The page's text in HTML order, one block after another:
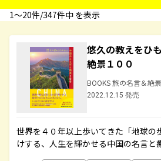
1〜20件/347件中 を表示
悠久の教えをひ
絶景１００
BOOKS 旅の名言＆絶景
2022.12.15 発売
世界を４０年以上歩いてきた「地球の
けする、人生を輝かせる中国の名言と